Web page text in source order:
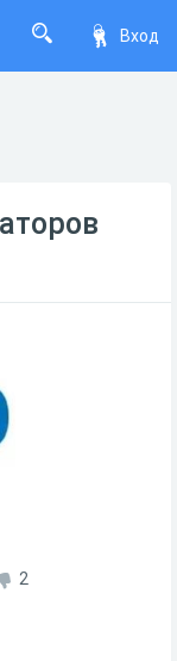
Вход
2